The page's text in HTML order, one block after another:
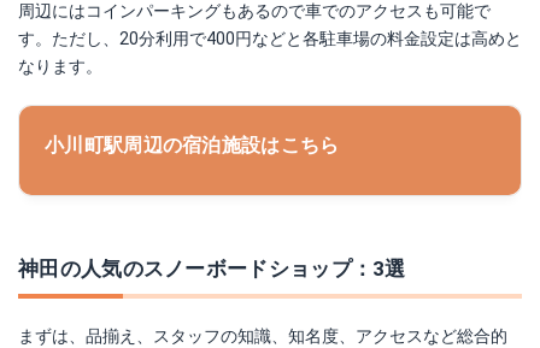
周辺にはコインパーキングもあるので車でのアクセスも可能で
す。ただし、20分利用で400円などと各駐車場の料金設定は高めと
なります。
小川町駅周辺の宿泊施設はこちら
神田の人気のスノーボードショップ：3選
まずは、品揃え、スタッフの知識、知名度、アクセスなど総合的